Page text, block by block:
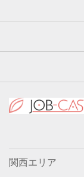
関西エリア